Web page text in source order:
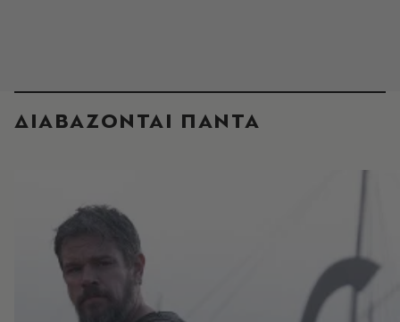
ΔΙΑΒΑΖΟΝΤΑΙ ΠΑΝΤΑ